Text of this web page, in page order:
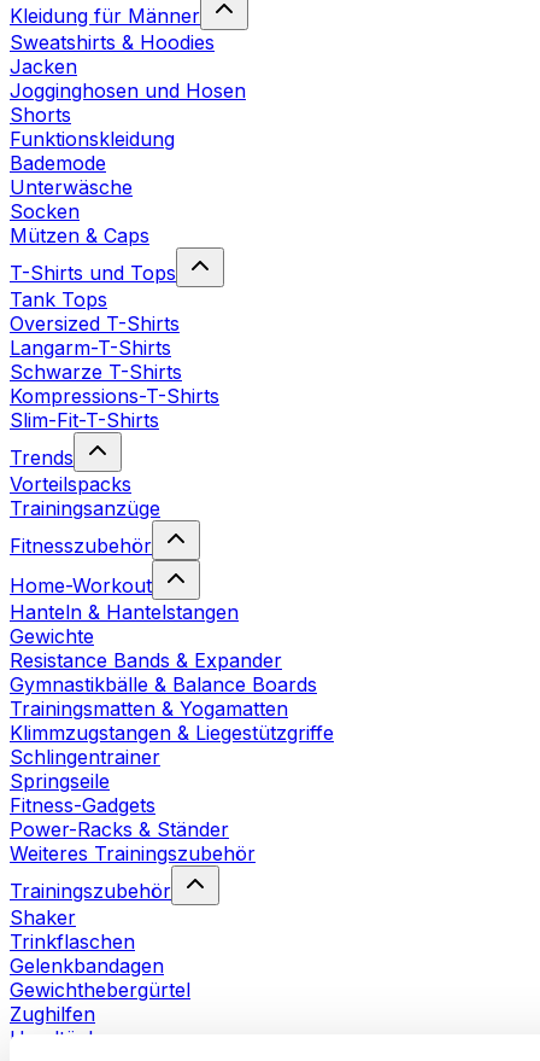
Kleidung für Männer
Sweatshirts & Hoodies
Jacken
Jogginghosen und Hosen
Shorts
Funktionskleidung
Bademode
Unterwäsche
Socken
Mützen & Caps
T-Shirts und Tops
Tank Tops
Oversized T-Shirts
Langarm-T-Shirts
Schwarze T-Shirts
Kompressions-T-Shirts
Slim-Fit-T-Shirts
Trends
Vorteilspacks
Trainingsanzüge
Fitnesszubehör
Home-Workout
Hanteln & Hantelstangen
Gewichte
Resistance Bands & Expander
Gymnastikbälle & Balance Boards
Trainingsmatten & Yogamatten
Klimmzugstangen & Liegestützgriffe
Schlingentrainer
Springseile
Fitness-Gadgets
Power-Racks & Ständer
Weiteres Trainingszubehör
Trainingszubehör
Shaker
Trinkflaschen
Gelenkbandagen
Gewichthebergürtel
Zughilfen
Handtücher